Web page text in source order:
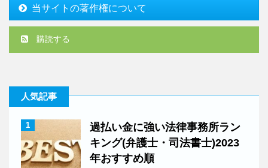
当サイトの著作権について
購読する
人気記事
1
過払い金に強い法律事務所ラン
キング(弁護士・司法書士)2023
年おすすめ順